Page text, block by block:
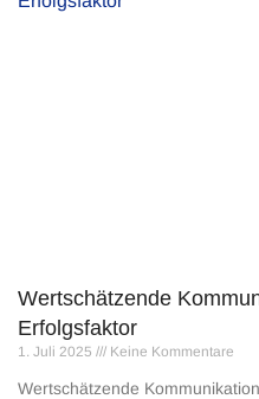
Wertschätzende
Erfolgsfaktor
1. Juli 2025 Keine Kommentare
Wertschätzende